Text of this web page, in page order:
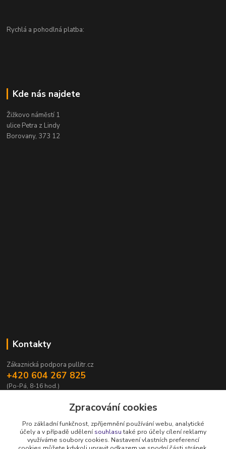
Rychlá a pohodlná platba:
Kde nás najdete
Žižkovo náměstí 1
ulice Petra z Lindy
Borovany, 373 12
Kontakty
Zákaznická podpora pullitr.cz
+420 604 267 825
(Po-Pá, 8-16 hod.)
Zpracování cookies
Pro základní funkčnost, zpříjemnění používání webu, analytické
účely a v případě udělenísouhlasutaké pro účely cílení reklamy
využíváme soubory cookies. Nastavení vlastních preferencí